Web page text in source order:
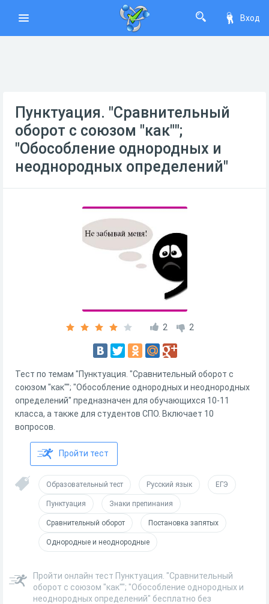
Вход
Пунктуация. "Сравнительный
оборот с союзом "как"";
"Обособление однородных и
неоднородных определений"
2 2
Тест по темам "Пунктуация. "Сравнительный оборот с
союзом "как""; "Обособление однородных и неоднородных
определений" предназначен для обучающихся 10-11
класса, а также для студентов СПО. Включает 10
вопросов.
Пройти тест
Образовательный тест Русский язык ЕГЭ
Пунктуация Знаки препинания
Сравнительный оборот Постановка запятых
Однородные и неоднородные
Пройти онлайн тест Пунктуация. "Сравнительный
оборот с союзом "как""; "Обособление однородных и
неоднородных определений" бесплатно без